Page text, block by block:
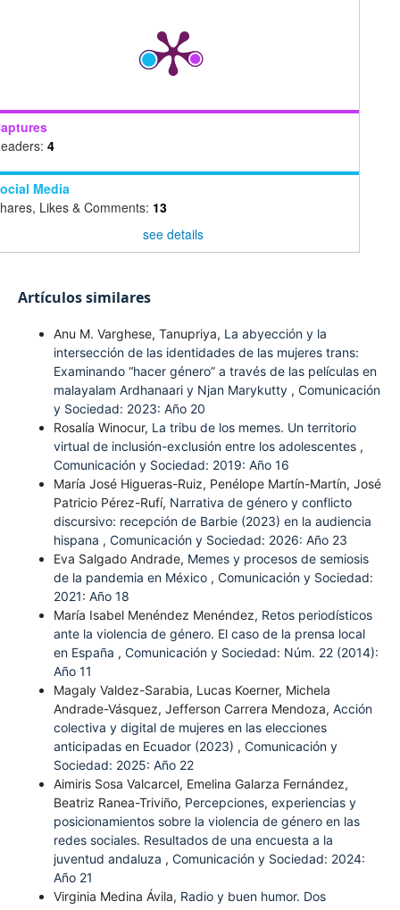
4
Media
Likes & Comments: 13
see details
Artículos similares
Anu M. Varghese, Tanupriya, La abyección y la
intersección de las identidades de las mujeres trans:
Examinando “hacer género” a través de las películas en
malayalam Ardhanaari y Njan Marykutty , Comunicación
y Sociedad: 2023: Año 20
Rosalía Winocur, La tribu de los memes. Un territorio
virtual de inclusión-exclusión entre los adolescentes ,
Comunicación y Sociedad: 2019: Año 16
María José Higueras-Ruiz, Penélope Martín-Martín, José
Patricio Pérez-Rufí, Narrativa de género y conflicto
discursivo: recepción de Barbie (2023) en la audiencia
hispana , Comunicación y Sociedad: 2026: Año 23
Eva Salgado Andrade, Memes y procesos de semiosis
de la pandemia en México , Comunicación y Sociedad:
2021: Año 18
María Isabel Menéndez Menéndez, Retos periodísticos
ante la violencia de género. El caso de la prensa local
en España , Comunicación y Sociedad: Núm. 22 (2014):
Año 11
Magaly Valdez-Sarabia, Lucas Koerner, Michela
Andrade-Vásquez, Jefferson Carrera Mendoza, Acción
colectiva y digital de mujeres en las elecciones
anticipadas en Ecuador (2023) , Comunicación y
Sociedad: 2025: Año 22
Aimiris Sosa Valcarcel, Emelina Galarza Fernández,
Beatriz Ranea-Triviño, Percepciones, experiencias y
posicionamientos sobre la violencia de género en las
redes sociales. Resultados de una encuesta a la
juventud andaluza , Comunicación y Sociedad: 2024:
Año 21
Virginia Medina Ávila, Radio y buen humor. Dos